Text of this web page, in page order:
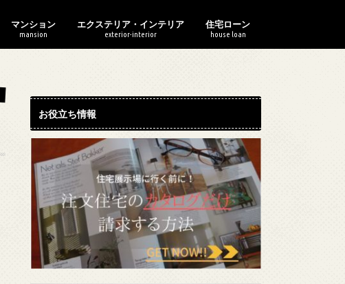
マンション
mansion
エクステリア・インテリア
exterior-interior
住宅ローン
house loan
お役立ち情報